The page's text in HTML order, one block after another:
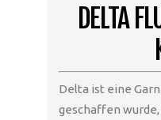
DELTA
Delta ist eine
geschaffen